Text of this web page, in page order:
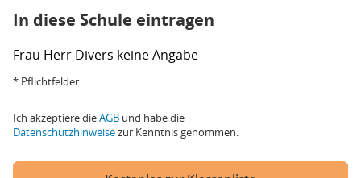
In diese Schule eintragen
Frau Herr Divers keine Angabe
* Pflichtfelder
Ich akzeptiere dieAGB und habe die
Datenschutzhinweisezur Kenntnis genommen.